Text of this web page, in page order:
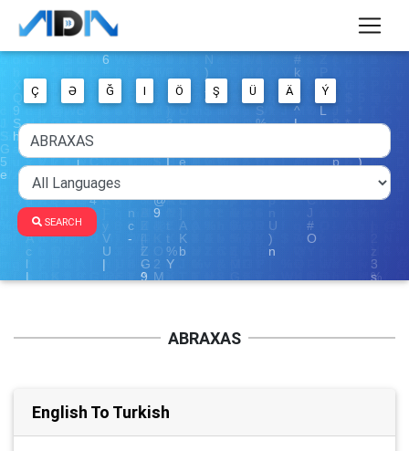
Ç Ə Ğ I Ö Ş Ü Ä Ý
SEARCH
ABRAXAS
English To Turkish